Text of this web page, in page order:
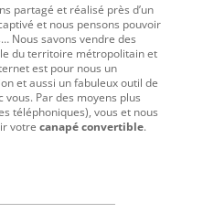
partagé et réalisé près d’un
et nous pensons pouvoir
Nous savons vendre des
du territoire métropolitain et
est pour nous un
et aussi un fabuleux outil de
Par des moyens plus
téléphoniques), vous et nous
votre canapé convertible.